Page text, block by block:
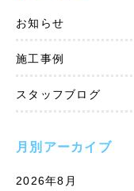
お知らせ
施工事例
スタッフブログ
月別アーカイブ
2026年8月